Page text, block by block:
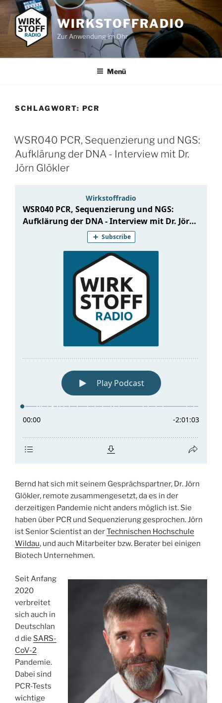
Zum
Inhalt
springen
WIRKSTOFFRADIO
Zur Anwendung im Ohr
Menü
SCHLAGWORT: PCR
WSR040 PCR, Sequenzierung und NGS:
Aufklärung der DNA - Interview mit Dr.
Jörn Glökler
Bernd hat sich mit seinem Gesprächspartner, Dr. Jörn
Glökler, remote zusammengesetzt, da es in der
derzeitigen Pandemie nicht anders möglich ist. Sie
haben über PCR und Sequenzierung gesprochen. Jörn
ist Senior Scientist an derTechnischen Hochschule
Wildau, und auch Mitarbeiter bzw. Berater bei einigen
Biotech Unternehmen.
Seit Anfang
2020
verbreitet
sich auch in
Deutschlan
d die SARS-
CoV-2
Pandemie.
Dabei sind
PCR-Tests
wichtige